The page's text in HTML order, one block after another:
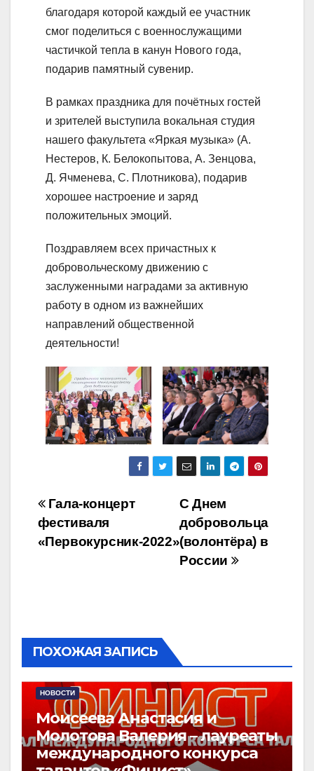
благодаря которой каждый ее участник
смог поделиться с военнослужащими
частичкой тепла в канун Нового года,
подарив памятный сувенир.
В рамках праздника для почётных гостей
и зрителей выступила вокальная студия
нашего факультета «Яркая музыка» (А.
Нестеров, К. Белокопытова, А. Зенцова,
Д. Ячменева, С. Плотникова), подарив
хорошее настроение и заряд
положительных эмоций.
Поздравляем всех причастных к
добровольческому движению с
заслуженными наградами за активную
работу в одном из важнейших
направлений общественной
деятельности!
Навигация
по
С Днем
добровольца
(волонтёра) в
России
Гала-концерт
фестиваля
«Первокурсник-2022»
ПОХОЖАЯ ЗАПИСЬ
НОВОСТИ
Моисеева Анастасия и
Молотова Валерия – лауреаты
международного конкурса